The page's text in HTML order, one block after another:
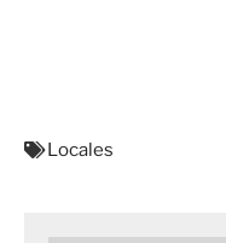
Locales